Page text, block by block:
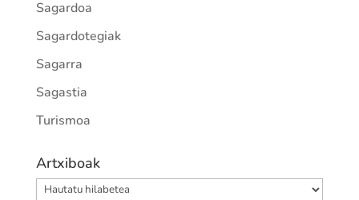
Sagardoa
Sagardotegiak
Sagarra
Sagastia
Turismoa
Artxiboak
Artxiboak